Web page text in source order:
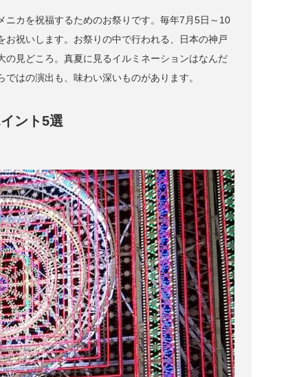
カを祝福するためのお祭りです。毎年7月5日～10
祝いします。お祭りの中で行われる、日本の神戸
見どころ。真夏に見るイルミネーションはなんだ
はの演出も、味わい深いものがあります。
ント5選